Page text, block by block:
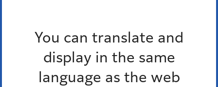
You can translate and
display in the same
language as the web
よくある質問一覧
このページを見た人はこんなページも見て